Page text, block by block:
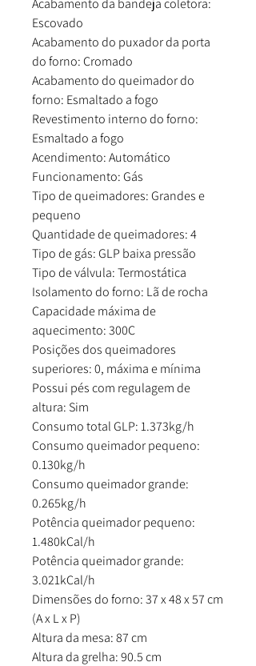
Acabamento da bandeja coletora:
Escovado
Acabamento do puxador da porta
do forno: Cromado
Acabamento do queimador do
forno: Esmaltado a fogo
Revestimento interno do forno:
Esmaltado a fogo
Acendimento: Automático
Funcionamento: Gás
Tipo de queimadores: Grandes e
pequeno
Quantidade de queimadores: 4
Tipo de gás: GLP baixa pressão
Tipo de válvula: Termostática
Isolamento do forno: Lã de rocha
Capacidade máxima de
aquecimento: 300C
Posições dos queimadores
superiores: 0, máxima e mínima
Possui pés com regulagem de
altura: Sim
Consumo total GLP: 1.373kg/h
Consumo queimador pequeno:
0.130kg/h
Consumo queimador grande:
0.265kg/h
Potência queimador pequeno:
1.480kCal/h
Potência queimador grande:
3.021kCal/h
Dimensões do forno: 37 x 48 x 57 cm
(A x L x P)
Altura da mesa: 87 cm
Altura da grelha: 90.5 cm